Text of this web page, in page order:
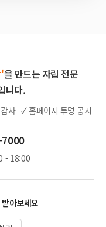
'을 만드는 자립 전문
니다.
사 ✓ 홈페이지 투명 공시
- 18:00
아보세요